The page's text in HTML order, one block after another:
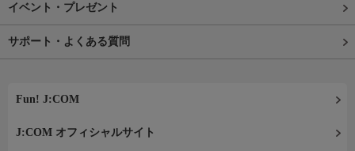
イベント・プレゼント
サポート・よくある質問
Fun! J:COM
J:COM オフィシャルサイト